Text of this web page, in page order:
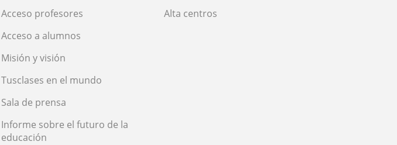
Acceso profesores
Acceso a alumnos
Misión y visión
Tusclases en el mundo
Sala de prensa
Informe sobre el futuro de la
educación
Alta centros